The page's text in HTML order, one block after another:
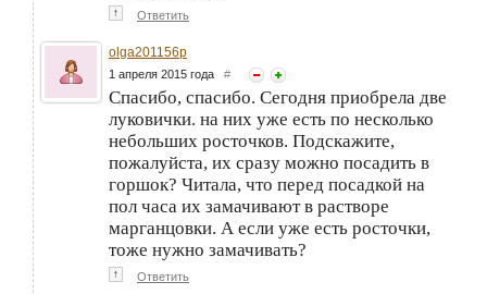
↑ Ответить
olga201156p
1 апреля 2015 года #
Спасибо, спасибо. Сегодня приобрела две
луковички. на них уже есть по несколько
небольших росточков. Подскажите,
пожалуйста, их сразу можно посадить в
горшок? Читала, что перед посадкой на
пол часа их замачивают в растворе
марганцовки. А если уже есть росточки,
тоже нужно замачивать?
↑ Ответить